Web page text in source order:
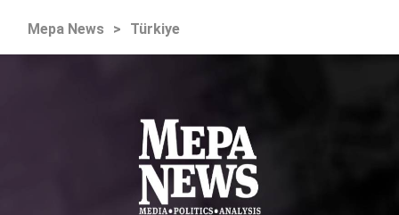
Mepa News > Türkiye